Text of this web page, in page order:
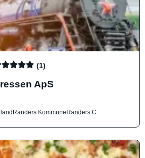
(1)
ApS
Randers KommuneRanders C